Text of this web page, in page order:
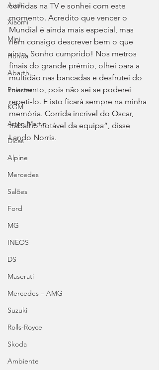
Audi
Xiaomi
Mini
Honda
Abarth
Polestar
KGM
Aston Martin
Dicas
Alpine
Mercedes
Salões
Ford
MG
INEOS
DS
Maserati
Mercedes – AMG
Suzuki
Rolls-Royce
Skoda
Ambiente
corridas na TV e sonhei com este
momento. Acredito que vencer o
Mundial é ainda mais especial, mas
nem consigo descrever bem o que
sinto. Sonho cumprido! Nos metros
finais do grande prémio, olhei para a
multidão nas bancadas e desfrutei do
momento, pois não sei se poderei
repeti-lo. E isto ficará sempre na minha
memória. Corrida incrível do Oscar,
trabalho notável da equipa”, disse
Lando Norris.